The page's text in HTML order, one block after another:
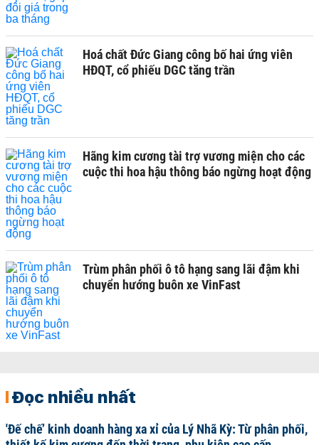
Hoá chất Đức Giang công bố hai ứng viên
HĐQT, cổ phiếu DGC tăng trần
Hãng kim cương tài trợ vương miện cho các
cuộc thi hoa hậu thông báo ngừng hoạt động
Trùm phân phối ô tô hạng sang lãi đậm khi
chuyển hướng buôn xe VinFast
Đọc nhiều nhất
'Đế chế’ kinh doanh hàng xa xỉ của Lý Nhã Kỳ: Từ phân phối,